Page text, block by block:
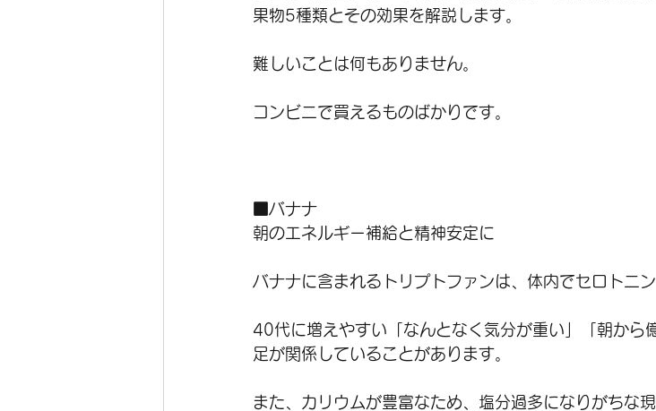
果物5種類とその効果を解説します。
難しいことは何もありません。
コンビニで買えるものばかりです。
■バナナ
朝のエネルギー補給と精神安定に
バナナに含まれるトリプトファンは、体内でセロトニ
40代に増えやすい「なんとなく気分が重い」「朝から
足が関係していることがあります。
また、カリウムが豊富なため、塩分過多になりがちな